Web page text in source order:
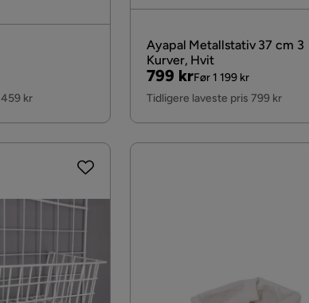
kr
Ayapal Metallstativ 37 cm 3
Kurver, Hvit
Pris
799 kr
Original
Pris
Før 1 199 kr
Tidligere laveste pris 799 kr